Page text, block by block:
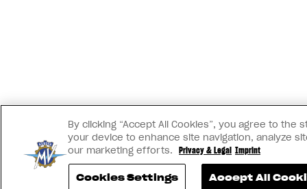
By clicking “Accept All Cookies”, you agree to the
your device to enhance site navigation, analyze
our marketing efforts. Privacy & Legal Imprint
Cookies Settings Accept All